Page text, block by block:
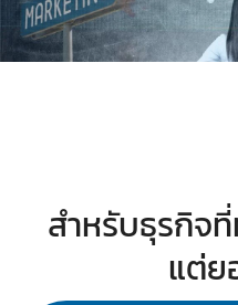
STUDIES
สำหรับธุรกิจ
แต่ย